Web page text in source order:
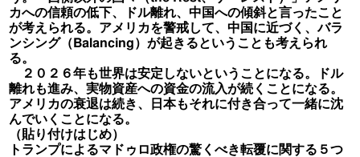
カへの信頼の低下、ドル離れ、中国への傾斜と言ったこと
が考えられる。アメリカを警戒して、中国に近づく、バラ
ンシング（Balancing）が起きるということも考えられ
る。
２０２６年も世界は安定しないということになる。ドル
離れも進み、実物資産への資金の流入が続くことになる。
アメリカの衰退は続き、日本もそれに付き合って一緒に沈
んでいくことになる。
（貼り付けはじめ）
トランプによるマドゥロ政権の驚くべき転覆に関する５つ